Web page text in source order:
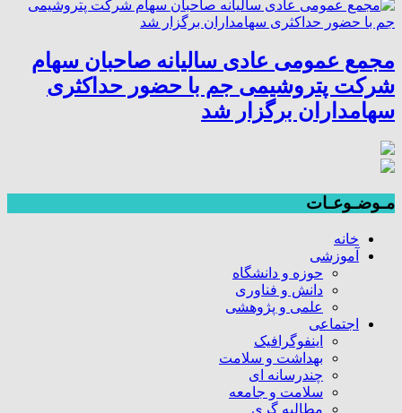
مجمع عمومی عادی سالیانه صاحبان سهام
شرکت پتروشیمی جم با حضور حداکثری
سهامداران برگزار شد
مـوضـوعـات
خانه
آموزشی
حوزه و دانشگاه
دانش و فناوری
علمی و پژوهشی
اجتماعی
اینفوگرافیک
بهداشت و سلامت
چندرسانه ای
سلامت و جامعه
مطالبه گری